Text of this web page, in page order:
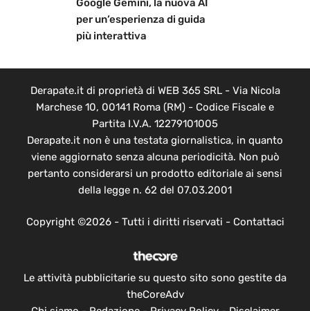
Google Gemini, la nuova AI
per un’esperienza di guida
più interattiva
Derapate.it di proprietà di WEB 365 SRL - Via Nicola
Marchese 10, 00141 Roma (RM) - Codice Fiscale e
Partita I.V.A. 12279101005
Derapate.it non è una testata giornalistica, in quanto
viene aggiornato senza alcuna periodicità. Non può
pertanto considerarsi un prodotto editoriale ai sensi
della legge n. 62 del 07.03.2001
Copyright ©2026 - Tutti i diritti riservati - Contattaci
Le attività pubblicitarie su questo sito sono gestite da
theCoreAdv